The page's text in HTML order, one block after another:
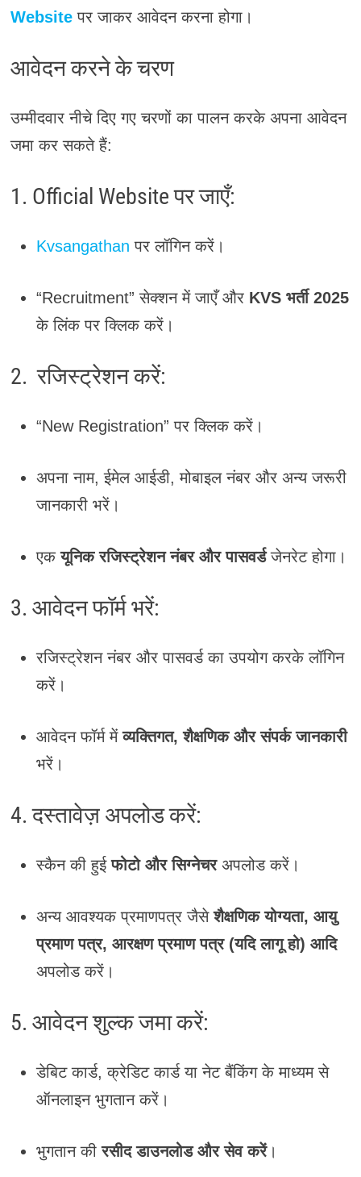
Websiteपर जाकर आवेदन करना होगा।
आवेदन करने के चरण
उम्मीदवार नीचे दिए गए चरणों का पालन करके अपना आवेदन
जमा कर सकते हैं:
1. Official Website पर जाएँ:
Kvsangathan पर लॉगिन करें।
“Recruitment” सेक्शन में जाएँ और KVS भर्ती 2025
के लिंक पर क्लिक करें।
2. रजिस्ट्रेशन करें:
“New Registration” पर क्लिक करें।
अपना नाम, ईमेल आईडी, मोबाइल नंबर और अन्य जरूरी
जानकारी भरें।
एकयूनिक रजिस्ट्रेशन नंबर और पासवर्डजेनरेट होगा।
3. आवेदन फॉर्म भरें:
रजिस्ट्रेशन नंबर और पासवर्ड का उपयोग करके लॉगिन
करें।
आवेदन फॉर्म मेंव्यक्तिगत, शैक्षणिक और संपर्क जानकारी
भरें।
4. दस्तावेज़ अपलोड करें:
स्कैन की हुईफोटो और सिग्नेचरअपलोड करें।
अन्य आवश्यक प्रमाणपत्र जैसेशैक्षणिक योग्यता, आयु
प्रमाण पत्र, आरक्षण प्रमाण पत्र (यदि लागू हो) आदि
अपलोड करें।
5. आवेदन शुल्क जमा करें:
डेबिट कार्ड, क्रेडिट कार्ड या नेट बैंकिंग के माध्यम से
ऑनलाइन भुगतान करें।
भुगतान कीरसीद डाउनलोड और सेव करें।